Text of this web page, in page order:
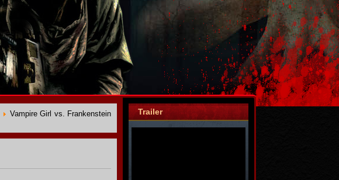
Vampire Girl vs. Frankenstein
Trailer